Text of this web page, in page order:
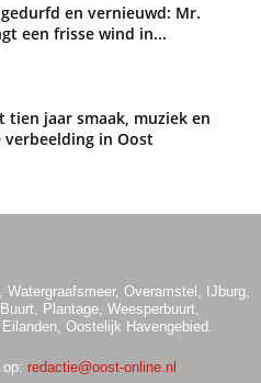
en vernieuwd: Mr.
een frisse wind in...
tien jaar smaak, muziek en
verbeelding in Oost
Overamstel, IJburg,
Plantage, Weesperbuurt,
Oostelijk Havengebied.
redactie@oost-online.nl